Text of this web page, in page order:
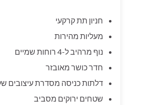
חניון תת קרקעי
מעליות מהירות
נוף מרהיב ל-4 רוחות שמיים
חדר כושר מאובזר
דלתות כניסה מסדרת עיצובים
שטחים ירוקים מסביב